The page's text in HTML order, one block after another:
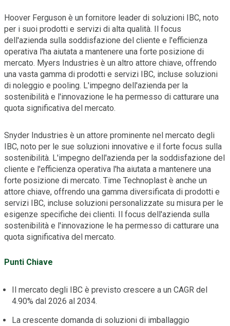
Hoover Ferguson è un fornitore leader di soluzioni IBC, noto
per i suoi prodotti e servizi di alta qualità. Il focus
dell'azienda sulla soddisfazione del cliente e l'efficienza
operativa l'ha aiutata a mantenere una forte posizione di
mercato. Myers Industries è un altro attore chiave, offrendo
una vasta gamma di prodotti e servizi IBC, incluse soluzioni
di noleggio e pooling. L'impegno dell'azienda per la
sostenibilità e l'innovazione le ha permesso di catturare una
quota significativa del mercato.
Snyder Industries è un attore prominente nel mercato degli
IBC, noto per le sue soluzioni innovative e il forte focus sulla
sostenibilità. L'impegno dell'azienda per la soddisfazione del
cliente e l'efficienza operativa l'ha aiutata a mantenere una
forte posizione di mercato. Time Technoplast è anche un
attore chiave, offrendo una gamma diversificata di prodotti e
servizi IBC, incluse soluzioni personalizzate su misura per le
esigenze specifiche dei clienti. Il focus dell'azienda sulla
sostenibilità e l'innovazione le ha permesso di catturare una
quota significativa del mercato.
Punti Chiave
Il mercato degli IBC è previsto crescere a un CAGR del
4.90% dal 2026 al 2034.
La crescente domanda di soluzioni di imballaggio